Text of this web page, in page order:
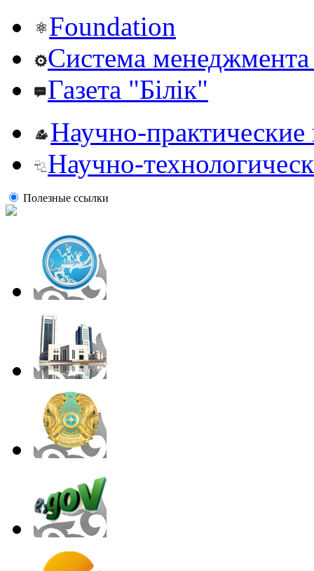
Foundation
Система менеджмента
Газета "Білік"
Научно-
Научно-
Полезные ссылки